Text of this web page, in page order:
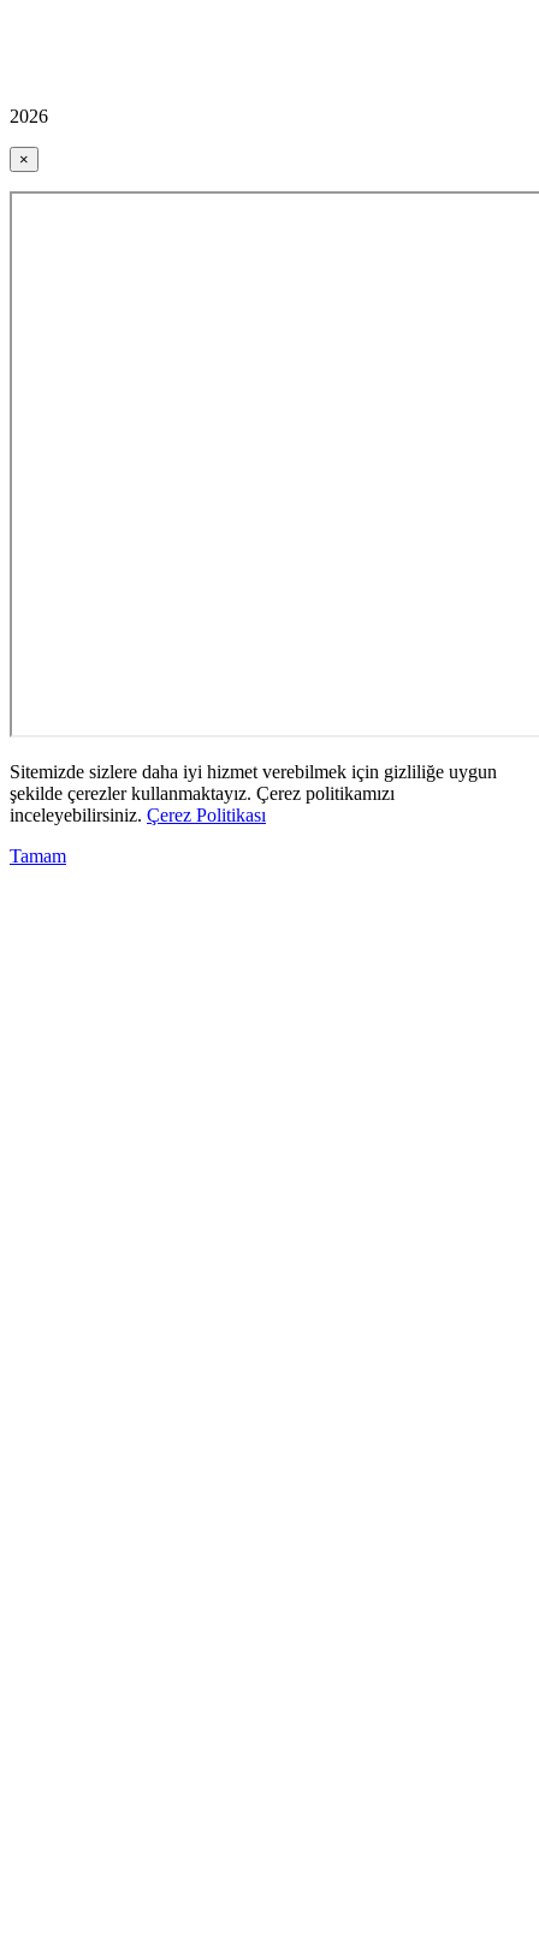
2026
×
Sitemizde sizlere daha iyi hizmet verebilmek için gizliliğe uygun
şekilde çerezler kullanmaktayız. Çerez politikamızı
inceleyebilirsiniz. Çerez Politikası
Tamam